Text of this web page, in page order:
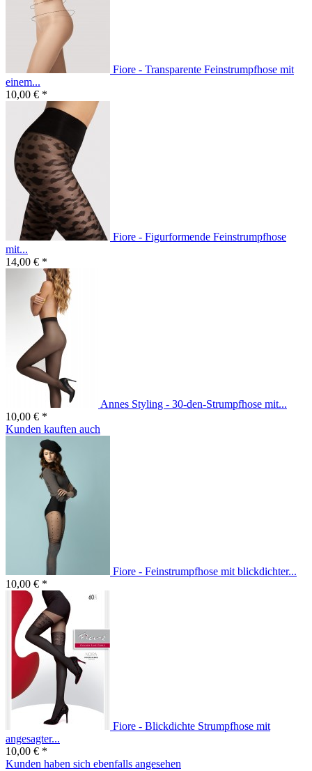
Fiore - Transparente Feinstrumpfhose mit
einem...
10,00 € *
Fiore - Figurformende Feinstrumpfhose
mit...
14,00 € *
Annes Styling - 30-den-Strumpfhose mit...
10,00 € *
Kunden kauften auch
Fiore - Feinstrumpfhose mit blickdichter...
10,00 € *
Fiore - Blickdichte Strumpfhose mit
angesagter...
10,00 € *
Kunden haben sich ebenfalls angesehen